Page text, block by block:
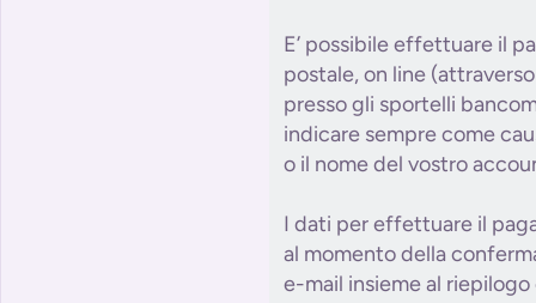
E’ possibile effettuare il
postale, on line
presso gli sportelli
indicare sempre come
o il nome del vostro
I dati per effettuare il
al momento della
e-mail insieme al riepilogo